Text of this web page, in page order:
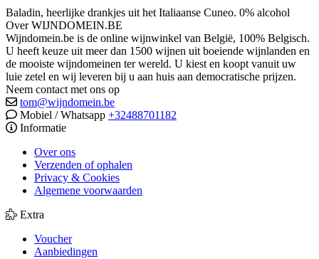
Baladin, heerlijke drankjes uit het Italiaanse Cuneo. 0% alcohol
Over WIJNDOMEIN.BE
Wijndomein.be is de online wijnwinkel van België, 100% Belgisch.
U heeft keuze uit meer dan 1500 wijnen uit boeiende wijnlanden en
de mooiste wijndomeinen ter wereld. U kiest en koopt vanuit uw
luie zetel en wij leveren bij u aan huis aan democratische prijzen.
Neem contact met ons op
tom@wijndomein.be
Mobiel / Whatsapp +32488701182
Informatie
Over ons
Verzenden of ophalen
Privacy & Cookies
Algemene voorwaarden
Extra
Voucher
Aanbiedingen